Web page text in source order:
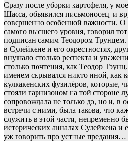
Сразу после уборки картофеля, у
Шасса, объявился письмоносец, и
совершенно особенной важности. О
самого высшего уровня, говорил
подписан самим Теодором Трунцем.
в Сулейкене и его окрестностях,
внушало столько респекта и
столько почтения, как Теодор
именем скрывался никто иной, как
кулкакенских фузилёров, которые,
стояли гарнизоном на той стороне
сопровождала не только до, но и, в
встречи с ними, была такова, что
служить в этой части, непременно
исторических анналах Сулейкена и
уж говорить про устные предания…